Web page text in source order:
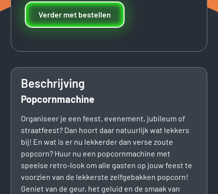
Verder met bestellen
Beschrijving
Popcornmachine
Organiseer je een feest, evenement, jubileum of
straatfeest? Dan hoort daar natuurlijk wat lekkers
bij! En wat is er nu lekkerder dan verse zoute
popcorn? Huur nu een popcornmachine met
speelse retro-look om alle gasten op jouw feest te
voorzien van de lekkerste zelfgebakken popcorn!
Geniet van de geur, het geluid en de smaak van